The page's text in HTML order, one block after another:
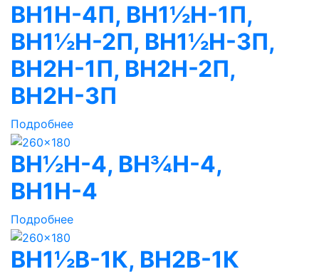
ВН1Н-4П, ВН1½Н-1П,
ВН1½Н-2П, ВН1½Н-3П,
ВН2Н-1П, ВН2Н-2П,
ВН2Н-3П
Подробнее
ВН½Н-4, ВН¾Н-4,
ВН1Н-4
Подробнее
ВН1½В-1К, ВН2В-1К